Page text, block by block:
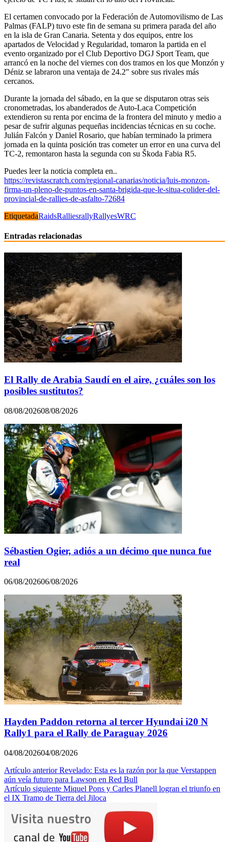
El certamen convocado por la Federación de Automovilismo de Las
Palmas (FALP) tuvo este fin de semana su primera parada del año
en la isla de Gran Canaria. Setenta y dos equipos, entre los
apartados de Velocidad y Regularidad, tomaron la partida en el
evento organizado por el Club Deportivo DGJ Sport Team, que
arrancó en la noche del viernes con dos tramos en los que Monzón y
Déniz se labraron una ventaja de 24.2″ sobre sus rivales más
cercanos.
Durante la jornada del sábado, en la que se disputaron otras seis
cronometradas, los abanderados de Auto-Laca Competición
extendieron su renta por encima de la frontera del minuto y medio a
pesar de sufrir algunas pequeñas incidencias técnicas en su coche.
Julián Falcón y Daniel Rosario, que habían terminado la primera
jornada en la quinta posición tras cometer un error en una curva del
TC-2, remontaron hasta la segunda con su Škoda Fabia R5.
Puedes leer la noticia completa en..
https://revistascratch.com/regional-canarias/noticia/luis-monzon-
firma-un-pleno-de-puntos-en-santa-brigida-que-le-situa-colider-del-
provincial-de-rallies-de-asfalto-72684
EtiquetadaRaidsRalliesrallyRallyesWRC
Entradas relacionadas
El Rally de Arabia Saudí en el aire, ¿cuáles son los
posibles sustitutos?
08/08/202608/08/2026
Sébastien Ogier, adiós a un décimo que nunca fue
real
06/08/202606/08/2026
Hayden Paddon retorna al tercer Hyundai i20 N
Rally1 para el Rally de Paraguay 2026
04/08/202604/08/2026
Navegación
de
entradas
Artículo anterior Revelado: Esta es la razón por la que Verstappen
aún veía futuro para Lawson en Red Bull
Artículo siguiente Miquel Pons y Carles Planell logran el triunfo en
el IX Tramo de Tierra del Jiloca